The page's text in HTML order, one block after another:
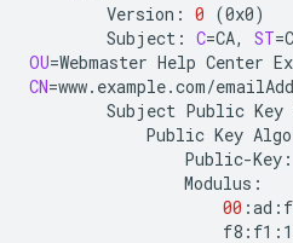
Version: 0 (0x0)
Subject: C=CA, ST=
OU=Webmaster Help Center
CN=www.example.com/
Subject Public Key
Public Key
Public-Key:
00